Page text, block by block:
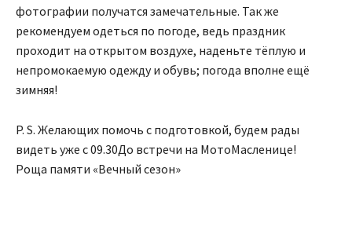
фотографии получатся замечательные. Так же
рекомендуем одеться по погоде, ведь праздник
проходит на открытом воздухе, наденьте тёплую и
непромокаемую одежду и обувь; погода вполне ещё
зимняя!
P. S. Желающих помочь с подготовкой, будем рады
видеть уже с 09.30До встречи на МотоМасленице!
Роща памяти «Вечный сезон»